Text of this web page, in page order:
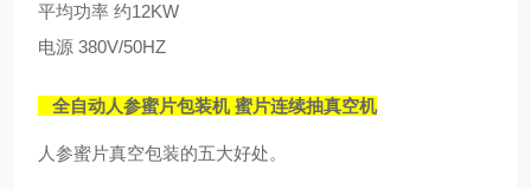
平均功率 约12KW
电源 380V/50HZ
全自动人参蜜片包装机 蜜片连续抽真空机
人参蜜片真空包装的五大好处。